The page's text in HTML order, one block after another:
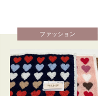
ファッション